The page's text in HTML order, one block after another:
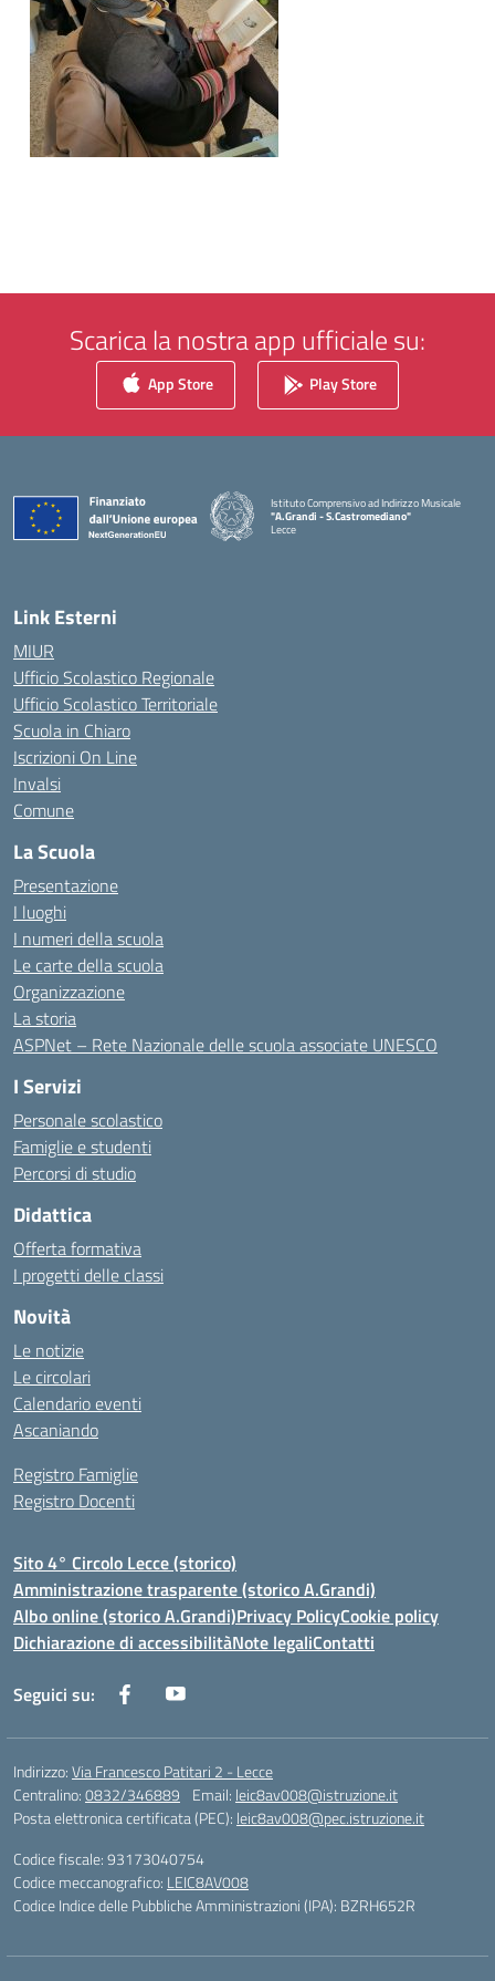
Scarica la nostra app ufficiale su:
App Store Play Store
Istituto Comprensivo ad Indirizzo Musicale
"A.Grandi - S.Castromediano"
Lecce
Link Esterni
MIUR
Ufficio Scolastico Regionale
Ufficio Scolastico Territoriale
Scuola in Chiaro
Iscrizioni On Line
Invalsi
Comune
La Scuola
Presentazione
I luoghi
I numeri della scuola
Le carte della scuola
Organizzazione
La storia
ASPNet – Rete Nazionale delle scuola associate UNESCO
I Servizi
Personale scolastico
Famiglie e studenti
Percorsi di studio
Didattica
Offerta formativa
I progetti delle classi
Novità
Le notizie
Le circolari
Calendario eventi
Ascaniando
Registro Famiglie
Registro Docenti
Sito 4° Circolo Lecce (storico)
Amministrazione trasparente (storico A.Grandi)
Albo online (storico A.Grandi)Privacy PolicyCookie policy
Dichiarazione di accessibilitàNote legaliContatti
Seguici su:
Indirizzo:Via Francesco Patitari 2 - Lecce
Centralino:0832/346889 Email: leic8av008@istruzione.it
Posta elettronica certificata (PEC): leic8av008@pec.istruzione.it
Codice fiscale: 93173040754
Codice meccanografico: LEIC8AV008
Codice Indice delle Pubbliche Amministrazioni (IPA): BZRH652R